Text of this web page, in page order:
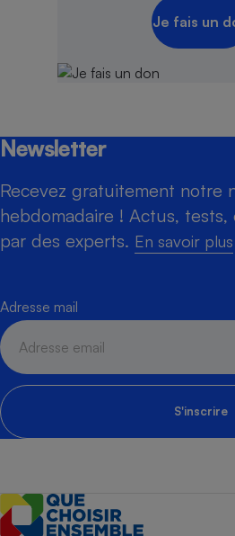
Je fais un
Newsletter
Recevez gratuitement notre
hebdomadaire ! Actus, tests,
par des experts. En savoir plus
Adresse mail
S'inscrire